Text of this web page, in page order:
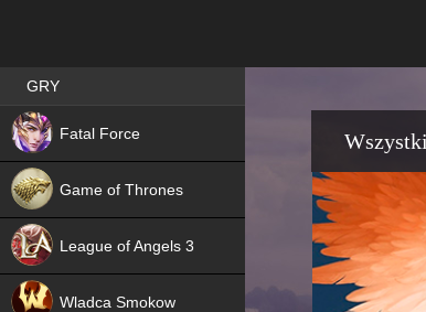
Best RPG games in Poland
GRY
Fatal Force
Game of Thrones
League of Angels 3
Wladca Smokow